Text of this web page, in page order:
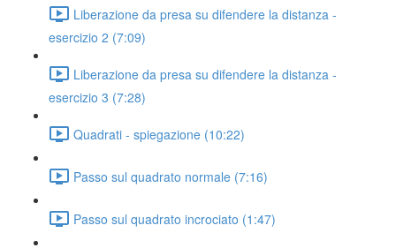
Liberazione da presa su difendere la distanza -
esercizio 2 (7:09)
Liberazione da presa su difendere la distanza -
esercizio 3 (7:28)
Quadrati - spiegazione (10:22)
Passo sul quadrato normale (7:16)
Passo sul quadrato incrociato (1:47)